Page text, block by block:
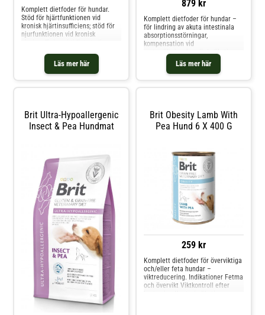
Läs mer här
Komplett dietfoder för hundar.
Stöd för hjärtfunktionen vid
kronisk hjärtinsufficiens; stöd för
njurfunktionen vid kronisk
kycklingprotein (15 %),
kycklingfett (15 %), ägg (10 %),
bovete (10 %), torkad äppelmassa
879 kr
Läs mer här
Komplett dietfoder för hundar –
för lindring av akuta intestinala
absorptionsstörningar,
kompensation vid
Gastrointestinala problem (diarré,
kräkningar) Lugnar
matsmältningskanalen efter
Brit Ultra-Hypoallergenic
Insect & Pea Hundmat
Brit Obesity Lamb With
Pea Hund 6 X 400 G
259 kr
Komplett dietfoder för överviktiga
och/eller feta hundar –
viktreducering. Indikationer Fetma
och övervikt Viktkontroll efter